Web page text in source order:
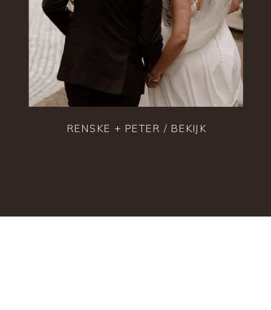
RENSKE + PETER / BEKIJK